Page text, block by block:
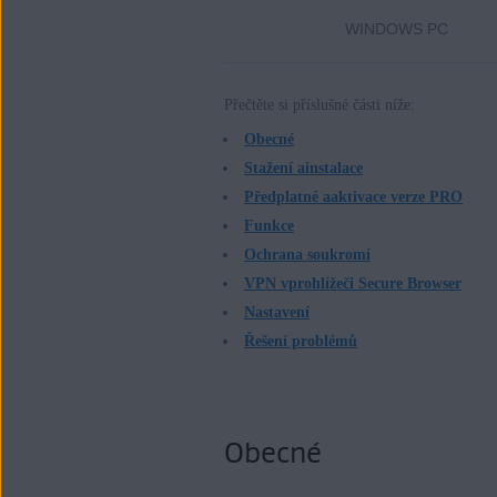
Windows, macOS a Android
WINDOWS PC
Přečtěte si příslušné části níže:
Obecné
Stažení ainstalace
Předplatné aaktivace verze PRO
Funkce
Ochrana soukromí
VPN vprohlížeči Secure Browser
Nastavení
Řešení problémů
Obecné